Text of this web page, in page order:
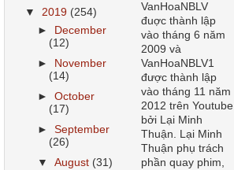
▼ 2019 (254)
►
December
(12)
►
November
(14)
►October
(17)
►September
(26)
▼August (31)
VanHoaNBLV
đuợc thành lập
vào tháng 6 năm
2009 và
VanHoaNBLV1
được thành lập
vào tháng 11 năm
2012 trên Youtube
bởi Lại Minh
Thuận. Lại Minh
Thuận phụ trách
phần quay phim,